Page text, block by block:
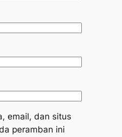
email, dan situs
peramban ini